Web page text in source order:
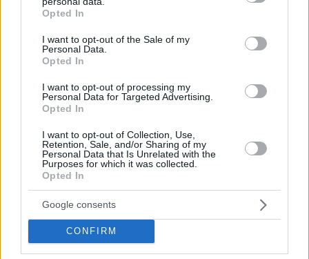
grant or deny consent to Google and its third-party tags to
use your data for below specified purposes in below Google
consent section.
Opted In
I want to opt-out of the Sale of my
Personal Data.
Opted In
I want to opt-out of processing my
Personal Data for Targeted Advertising.
Opted In
I want to opt-out of Collection, Use,
Retention, Sale, and/or Sharing of my
Personal Data that Is Unrelated with the
Purposes for which it was collected.
Opted In
Google consents
CONFIRM
descargas de aplicaciones ni necesidad de
procesos complicados, solo hay que escanear
un código QR.
Por eso hemos diseñado un sistema capaz de
ayudar a tu negocio a adaptarse a las
viviendo. Contamos con una carta de servicios
que pueden ayudarte a aminorar las cargas de
trabajo en tu negocio o empresa para que
puedas ofrecer a tus clientes la seguridad y el
apoyo que merecen. Llega la transformación
digital para quedarse. Menú digital QR para el